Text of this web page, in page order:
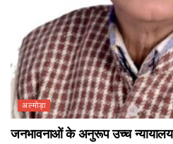
अल्मोड़ा
जनभावनाओं के अनुरूप उच्च